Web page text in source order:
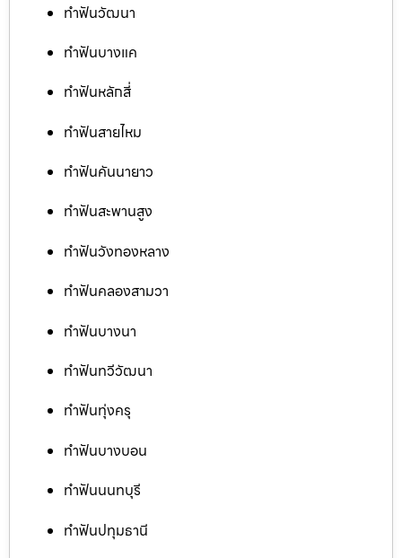
ทำฟันวัฒนา
ทำฟันบางแค
ทำฟันหลักสี่
ทำฟันสายไหม
ทำฟันคันนายาว
ทำฟันสะพานสูง
ทำฟันวังทองหลาง
ทำฟันคลองสามวา
ทำฟันบางนา
ทำฟันทวีวัฒนา
ทำฟันทุ่งครุ
ทำฟันบางบอน
ทำฟันนนทบุรี
ทำฟันปทุมธานี